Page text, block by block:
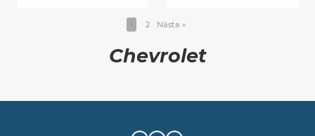
1 2 Nästa »
Chevrolet